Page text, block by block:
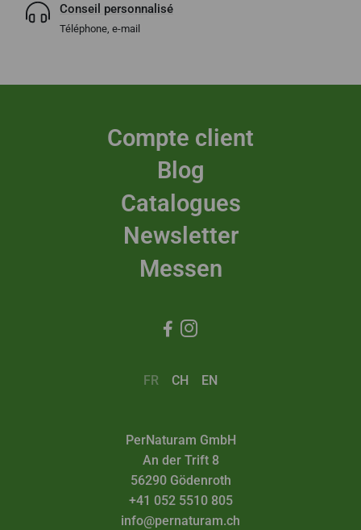
Conseil personnalisé
Téléphone, e-mail
Compte client
Blog
Catalogues
Newsletter
Messen
 
FR CH EN
PerNaturam GmbH
An der Trift 8
56290 Gödenroth
+41 052 5510 805
info@pernaturam.ch